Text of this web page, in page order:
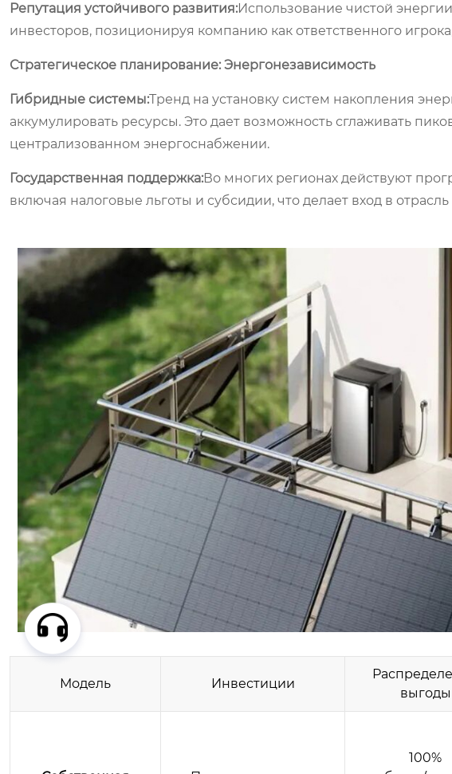
Репутация устойчивого развития:Использование чистой
инвесторов, позиционируя компанию как ответственного
Стратегическое планирование: Энергонезависимость
Гибридные системы:Тренд на установку систем накопления
аккумулировать ресурсы. Это дает возможность сглаживать
централизованном энергоснабжении.
Государственная поддержка:Во многих регионах действуют
включая налоговые льготы и субсидии, что делает вход в
Модель Инвестиции
выгоды
100%